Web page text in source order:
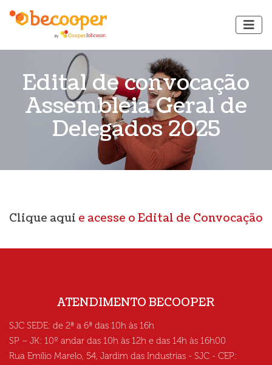
Edital de convocação
Assembleia Geral de
Delegados 2025
Clique aqui e acesse o Edital de Convocação
ATENDIMENTO BECOOPER
SJC SEDE: de 2ª a 6ª das 10h às 16h
SP – JK: 10º andar das 10h às 12h e das 14h às 16h00
Rua Emílio Marelo, 54, Jardim das Industrias - SJC - CEP: